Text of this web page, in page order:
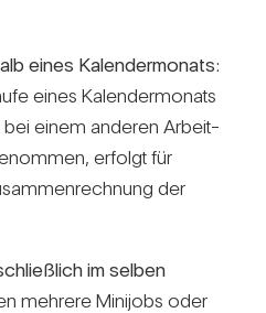
eines Kalen­der­mo­nats:
eines Kalen­der­mo­nats
einem anderen Arbeit­
erfolgt für
der
im selben
meh­rere Mini­jobs oder